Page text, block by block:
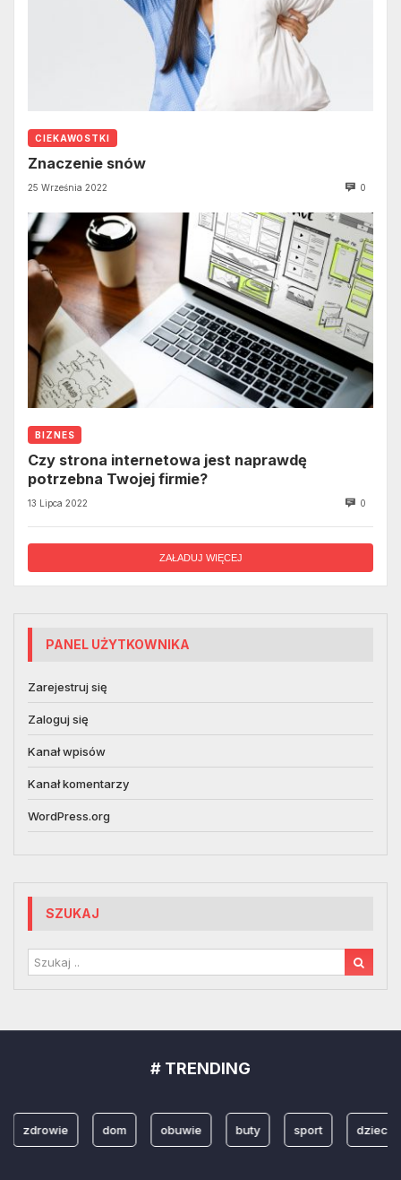
CIEKAWOSTKI
Znaczenie snów
25 Września 2022 0
BIZNES
Czy strona internetowa jest naprawdę
potrzebna Twojej firmie?
13 Lipca 2022 0
ZAŁADUJ WIĘCEJ
PANEL UŻYTKOWNIKA
Zarejestruj się
Zaloguj się
Kanał wpisów
Kanał komentarzy
WordPress.org
SZUKAJ
# TRENDING
zdrowie dom obuwie buty sport dzieci